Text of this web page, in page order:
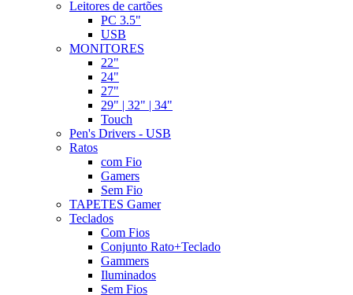
Leitores de cartões
PC 3.5"
USB
MONITORES
22"
24"
27"
29" | 32" | 34"
Touch
Pen's Drivers - USB
Ratos
com Fio
Gamers
Sem Fio
TAPETES Gamer
Teclados
Com Fios
Conjunto Rato+Teclado
Gammers
Iluminados
Sem Fios